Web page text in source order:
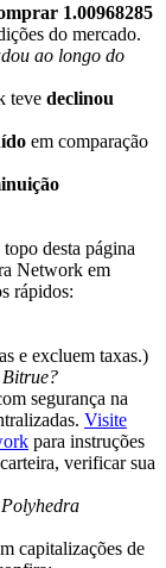
em dinheiro
prize pool!
1.00968285
do mercado.
ao longo do
teve declinou
em comparação
topo desta página
Network em
rápidos:
e excluem taxas.)
segurança na
Visite
para instruções
verificar sua
capitalizações de